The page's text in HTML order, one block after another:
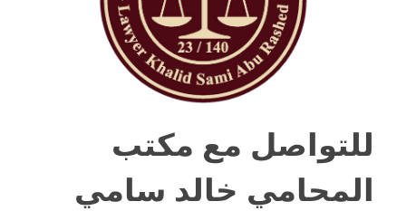
للتواصل مع مكتب
المحامي خالد سامي